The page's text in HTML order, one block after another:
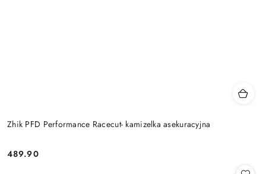
Zhik PFD Performance Racecut- kamizelka asekuracyjna
Cena:
489.90